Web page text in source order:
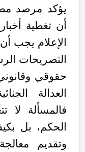
يؤكد مرصد
أن تغطية
الإعلام يجب
التصريحات
حقوقي
العدالة
فالمسألة لا
الحكم، بل
وتقديم